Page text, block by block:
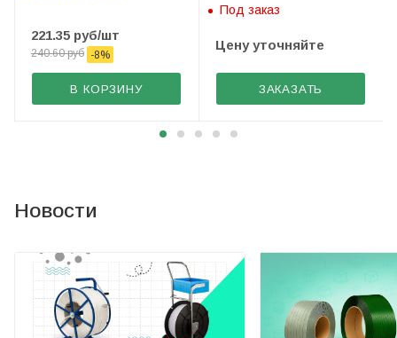
221.35 руб/шт
240.60руб -8%
В КОРЗИНУ
Sunpack Q8
Под заказ
Цену уточняйте
ЗАКАЗАТЬ
Новости